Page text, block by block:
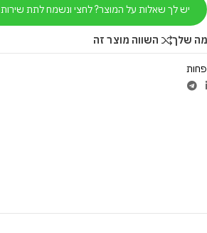
יש לך שאלות על המוצר? לחצי ונשמח לתת שירות
שלך השווה מוצר זה